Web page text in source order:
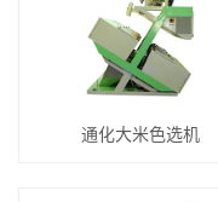
通化大米色选机